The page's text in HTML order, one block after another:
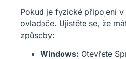
Pokud je fyzické připojení
ovladače. Ujistěte se, že
způsoby:
Windows: Otevřete